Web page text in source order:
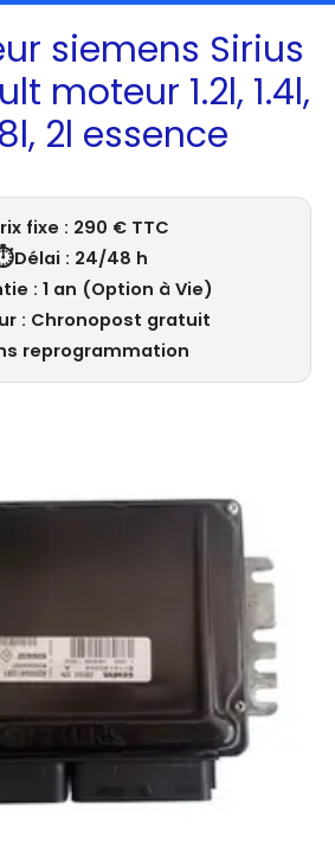
siemens Sirius
moteur 1.2l, 1.4l,
2l essence
fixe : 290 € TTC
Délai : 24/48 h
: 1 an (Option à Vie)
: Chronopost gratuit
reprogrammation